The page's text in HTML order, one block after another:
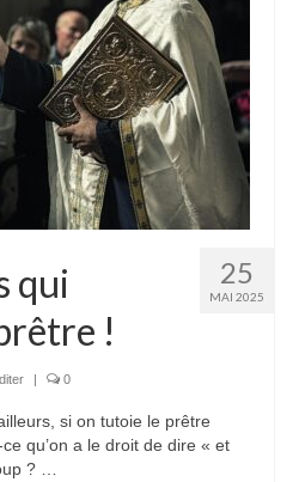
Cliquer
Trait Libre
Question
25
MAI 2025
qui
!
| 0
si on tutoie le prêtre
qu’on a le droit de dire « et
? …